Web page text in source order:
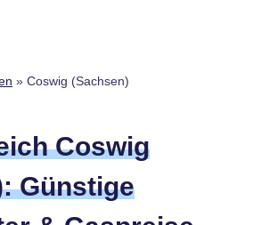
» Coswig (Sachsen)
Coswig
Günstige